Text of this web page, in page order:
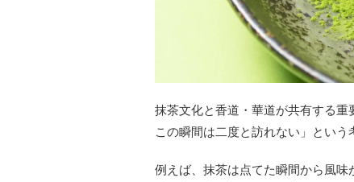
抹茶文化と香道・華道が共有する
この瞬間は二度と訪れない」という
例えば、抹茶は点てた瞬間から風